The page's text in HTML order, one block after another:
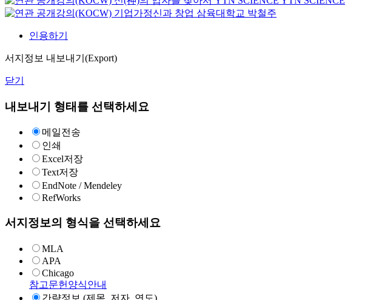
기업가정신과 창업 삼육대학교 박철주
인용하기
서지정보 내보내기(Export)
닫기
내보내기 형태를 선택하세요
메일전송
인쇄
Excel저장
Text저장
EndNote / Mendeley
RefWorks
서지정보의 형식을 선택하세요
MLA
APA
Chicago
참고문헌양식안내
간략정보 (제목, 저자, 연도)